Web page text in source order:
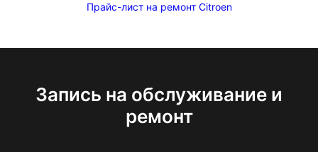
Прайс-лист на ремонт Citroen
Запись на обслуживание и
ремонт